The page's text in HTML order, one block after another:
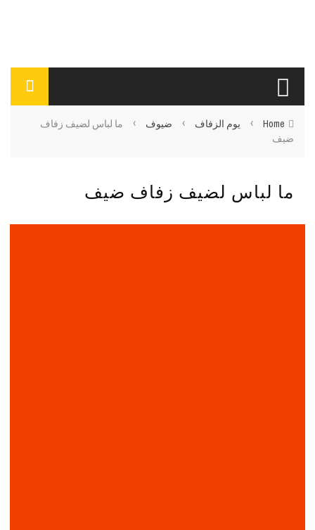
Home
› يوم الزفاف › ضيوف ›
ما لباس لضيف زفاف
ضيف
ما لباس لضيف زفاف ضيف